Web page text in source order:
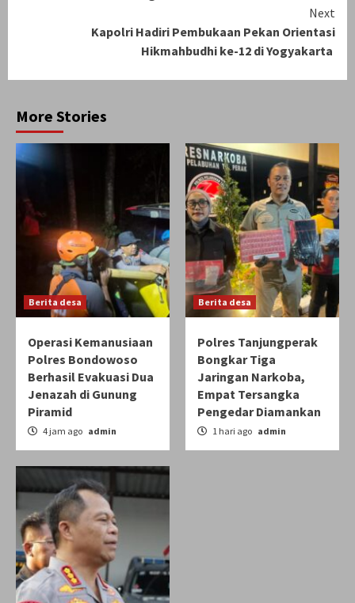
Next
Kapolri Hadiri Pembukaan Pekan Orientasi
Hikmahbudhi ke-12 di Yogyakarta
More Stories
Berita desa
Operasi Kemanusiaan
Polres Bondowoso
Berhasil Evakuasi Dua
Jenazah di Gunung
Piramid
4 jam ago admin
Berita desa
Polres Tanjungperak
Bongkar Tiga
Jaringan Narkoba,
Empat Tersangka
Pengedar Diamankan
1 hari ago admin